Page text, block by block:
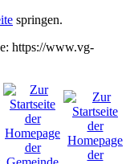
springen.
https://www.vg-